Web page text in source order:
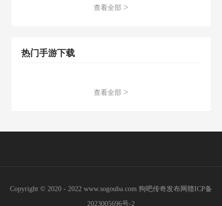
查看全部 >
热门手游下载
查看全部 >
Copyright © 2020 - 2022 www.sogouba.com 狗吧传奇发布网 赣ICP备
2023005696号-2